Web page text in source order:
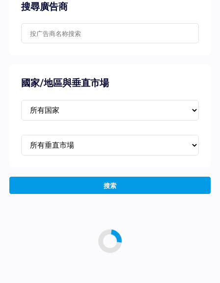
搜尋廣告商
國家/地區與垂直市場
搜索